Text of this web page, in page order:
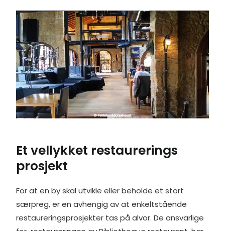
Et vellykket restaurerings
prosjekt
For at en by skal utvikle eller beholde et stort
særpreg, er en avhengig av at enkeltstående
restaureringsprosjekter tas på alvor. De ansvarlige